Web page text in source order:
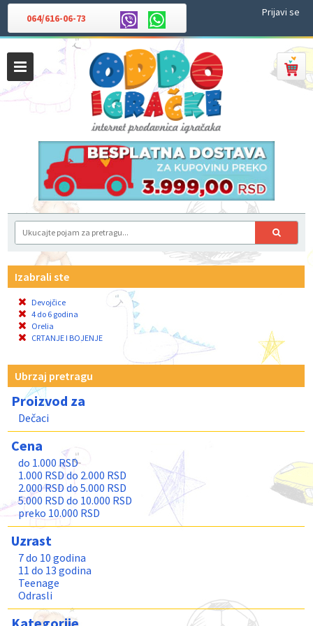
064/616-06-73 Prijavi se
Izabrali ste
Devojčice
4 do 6 godina
Orelia
CRTANJE I BOJENJE
Ubrzaj pretragu
Proizvod za
Dečaci
Cena
do 1.000 RSD
1.000 RSD do 2.000 RSD
2.000 RSD do 5.000 RSD
5.000 RSD do 10.000 RSD
preko 10.000 RSD
Uzrast
7 do 10 godina
11 do 13 godina
Teenage
Odrasli